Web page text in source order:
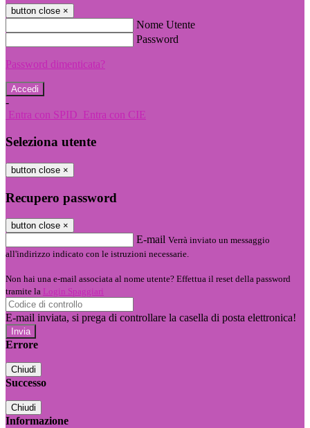
button close ×
Nome Utente
Password
Password dimenticata?
-
Entra con SPID Entra con CIE
Seleziona utente
button close ×
Recupero password
button close ×
E-mail Verrà inviato un messaggio
all'indirizzo indicato con le istruzioni necessarie.
Non hai una e-mail associata al nome utente? Effettua il reset della password
tramite la Login Spaggiari
E-mail inviata, si prega di controllare la casella di posta elettronica!
Errore
Chiudi
Successo
Chiudi
Informazione